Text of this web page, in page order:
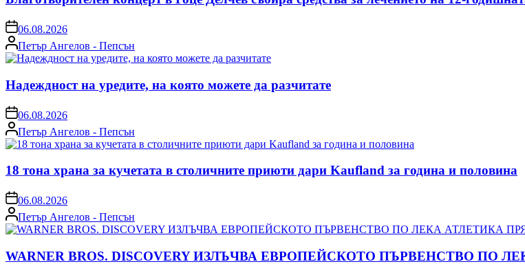
on06.08.2026
Posted
by
Петър Ангелов - Пепсън
Надеждност на уредите, на която можете да разчитате
on06.08.2026
Posted
by
Петър Ангелов - Пепсън
18 тона храна за кучетата в столичните приюти дари Kaufland за година и половина
on06.08.2026
Posted
by
Петър Ангелов - Пепсън
WARNER BROS. DISCOVERY ИЗЛЪЧВА ЕВРОПЕЙСКОТО ПЪРВЕНСТВО ПО